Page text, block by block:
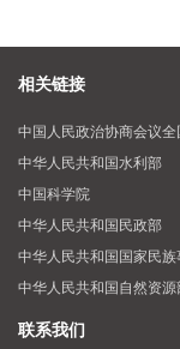
相关链接
中国人民政治协商会议全
中华人民共和国水利部
中国科学院
中华人民共和国民政部
中华人民共和国国家民
中华人民共和国自然资源
联系我们